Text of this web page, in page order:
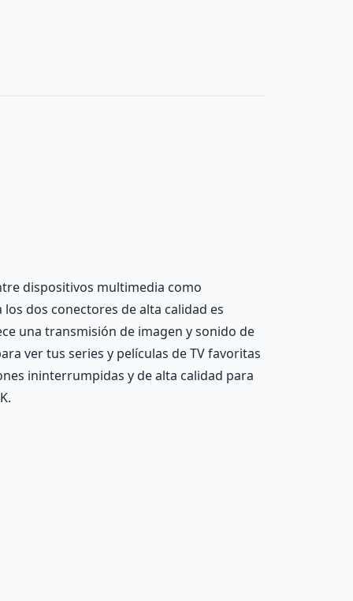
dispositivos multimedia como
dos conectores de alta calidad es
una transmisión de imagen y sonido de
ver tus series y películas de TV favoritas
ininterrumpidas y de alta calidad para